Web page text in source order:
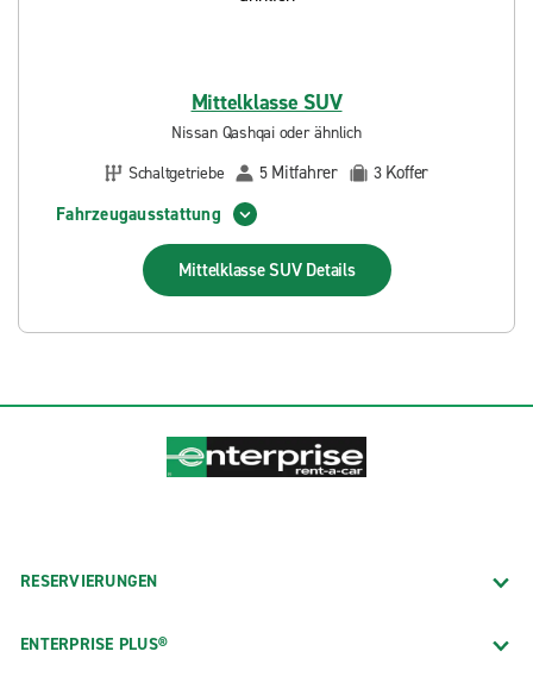
Mittelklasse SUV
Nissan Qashqai oder ähnlich
Schaltgetriebe
5 Mitfahrer 3 Koffer
Fahrzeugausstattung
Mittelklasse SUV Details
RESERVIERUNGEN
ENTERPRISE PLUS®